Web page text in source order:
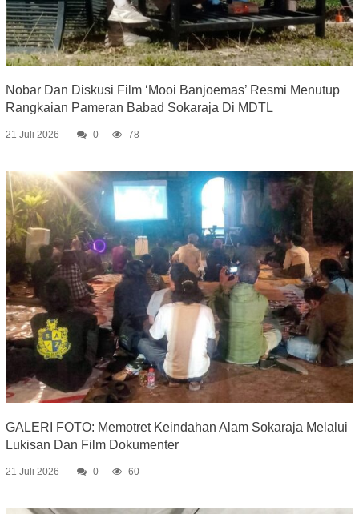
Nobar Dan Diskusi Film ‘Mooi Banjoemas’ Resmi Menutup
Rangkaian Pameran Babad Sokaraja Di MDTL
21 Juli 2026 0 78
GALERI FOTO: Memotret Keindahan Alam Sokaraja Melalui
Lukisan Dan Film Dokumenter
21 Juli 2026 0 60